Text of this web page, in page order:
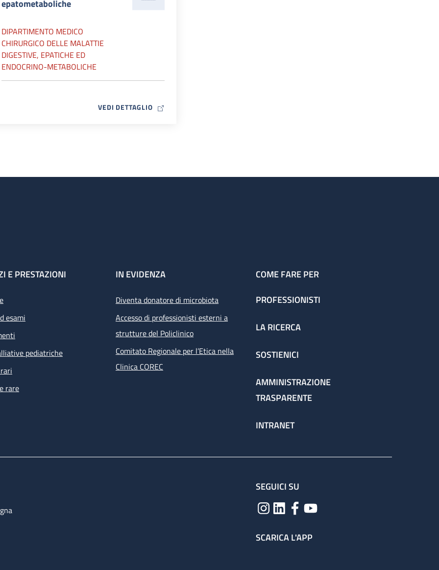
epatometaboliche
DIPARTIMENTO MEDICO
CHIRURGICO DELLE MALATTIE
DIGESTIVE, EPATICHE ED
ENDOCRINO-METABOLICHE
VEDI DETTAGLIOMAP ICON
E PRESTAZIONI
esami
pediatriche
rare
IN EVIDENZA
Diventa donatore di microbiota
Accesso di professionisti esterni a
strutture del Policlinico
Comitato Regionale per l’Etica nella
Clinica COREC
COME FARE PER
PROFESSIONISTI
LA RICERCA
SOSTIENICI
AMMINISTRAZIONE
TRASPARENTE
INTRANET
SEGUICI SU
SCARICA L'APP